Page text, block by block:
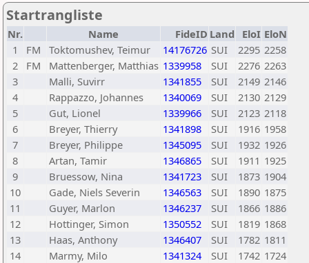
Startrangliste
Nr. Name FideID Land EloI EloN
1
FM Toktomushev, Teimur 14176726 SUI 2295 2258
2
FM Mattenberger, Matthias 1339958 SUI 2276 2263
3
Malli, Suvirr 1341855 SUI 2149 2146
4
Rappazzo, Johannes 1340069 SUI 2130 2129
5
Gut, Lionel 1339966 SUI 2123 2118
6
Breyer, Thierry 1341898 SUI 1916 1958
7
Breyer, Philippe 1345095 SUI 1932 1926
8
Artan, Tamir 1346865 SUI 1911 1925
9
Bruessow, Nina 1341723 SUI 1873 1904
10
Gade, Niels Severin 1346563 SUI 1890 1875
11
Guyer, Marlon 1346237 SUI 1866 1886
12
Hottinger, Simon 1350552 SUI 1819 1868
13
Haas, Anthony 1346407 SUI 1782 1811
14
Marmy, Milo 1341324 SUI 1742 1724